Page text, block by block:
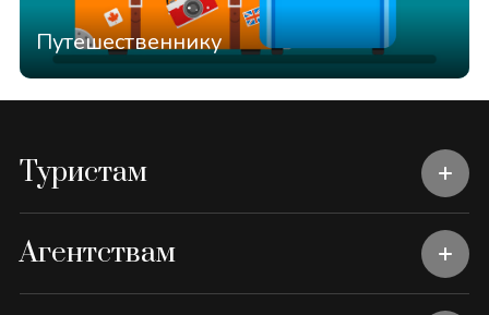
Путешественнику
Туристам
Агентствам